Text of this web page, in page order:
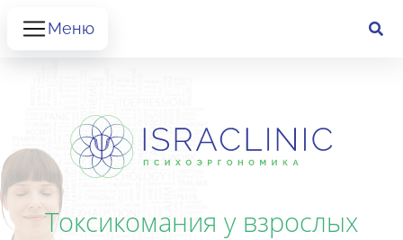
Меню
Токсикомания у взрослых